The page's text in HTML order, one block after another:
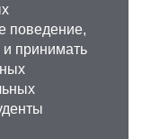
поведение,
и принимать